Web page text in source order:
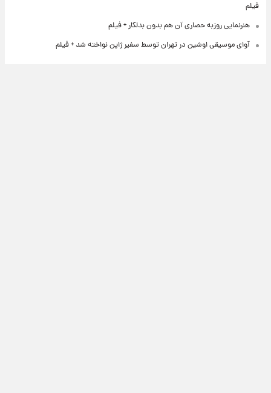
فیلم
هنرنمایی روزبه حصاری آن هم بدون بدلکار + فیلم
آوای موسیقی اوشین در تهران توسط سفیر ژاپن نواخته شد + فیلم